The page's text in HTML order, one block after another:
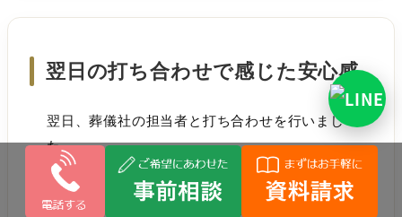
翌日の打ち合わせで感じた安心感
翌日、葬儀社の担当者と打ち合わせを行いまし
た。
家族構成や母の人柄、どのような形で送りたい
のかを丁寧に聞いてくださいました。